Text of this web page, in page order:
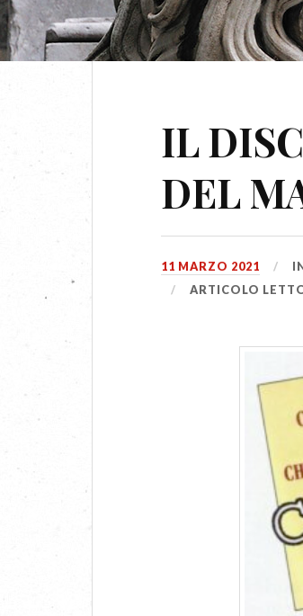
IL
DEL
11 MARZO 2021
ARTICOLO